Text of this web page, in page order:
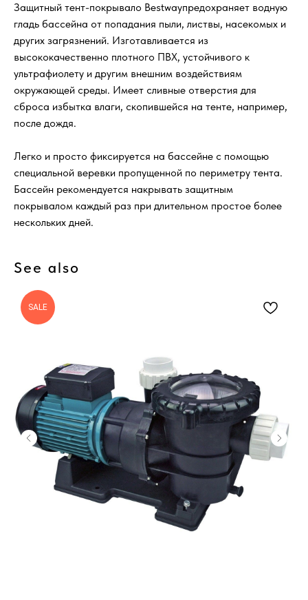
Защитный тент-покрывало Bestwayпредохраняет водную
гладь бассейна от попадания пыли, листвы, насекомых и
других загрязнений. Изготавливается из
высококачественно плотного ПВХ, устойчивого к
ультрафиолету и другим внешним воздействиям
окружающей среды. Имеет сливные отверстия для
сброса избытка влаги, скопившейся на тенте, например,
после дождя.
Легко и просто фиксируется на бассейне с помощью
специальной веревки пропущенной по периметру тента.
Бассейн рекомендуется накрывать защитным
покрывалом каждый раз при длительном простое более
нескольких дней.
See also
SALE